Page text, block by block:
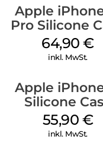
Apple
Pro Silicone
MagSafe
64,90€
inkl. MwSt.
Apple
Silicone
MagSafe
55,90 €
inkl. MwSt.